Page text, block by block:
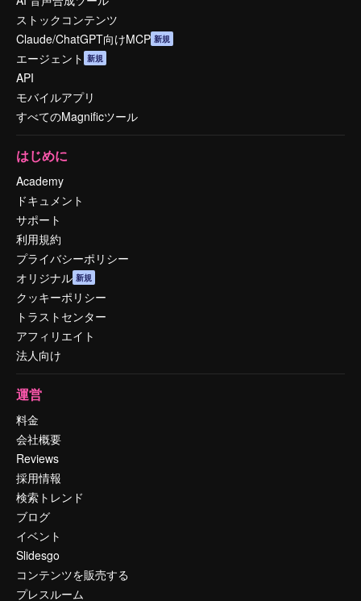
ストックコンテンツ
Claude/ChatGPT向けMCP 新規
エージェント 新規
API
モバイルアプリ
すべてのMagnificツール
はじめに
Academy
ドキュメント
サポート
利用規約
プライバシーポリシー
オリジナル 新規
クッキーポリシー
トラストセンター
アフィリエイト
法人向け
運営
料金
会社概要
Reviews
採用情報
検索トレンド
ブログ
イベント
Slidesgo
コンテンツを販売する
プレスルーム